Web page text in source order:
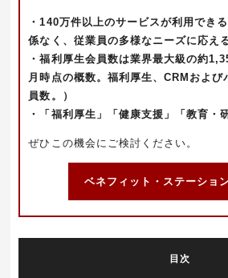
・140万件以上のサービスが利用でき
係なく、従業員の多様なニーズに応え
・福利厚生会員数は業界最大級の約
月時点の概数。福利厚生、CRMおよび
員数。）
・「福利厚生」「健康支援」「教育・
ぜひこの機会にご検討ください。
ベネフィット・ステーショ
目次